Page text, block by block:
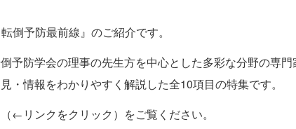
倒予防最前線』のご紹介です。
予防学会の理事の先生方を中心とした多彩な分野の専
・情報をわかりやすく解説した全10項目の特集です。
（←リンクをクリック）をご覧ください。